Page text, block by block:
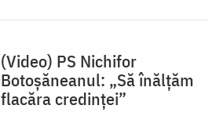
(Video) PS Nichifor
Botoșăneanul: „Să înălțăm
flacăra credinței”